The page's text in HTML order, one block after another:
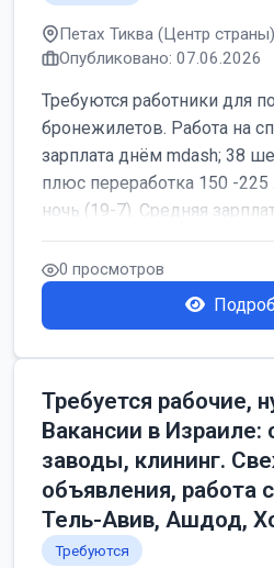
Петах Тиква (Центр страны)
Опубликовано: 07.06.2026
Требуются работники для
бронежилетов. Работа на
зарплата днём mdash; 38
плюс переработка 150 -
ночь (19-7). Средняя
0 просмотров
Требуется рабочие,
Вакансии в Израиле:
заводы, клининг.
объявления, работа
Тель-Авив, Ашдод,
Требуются